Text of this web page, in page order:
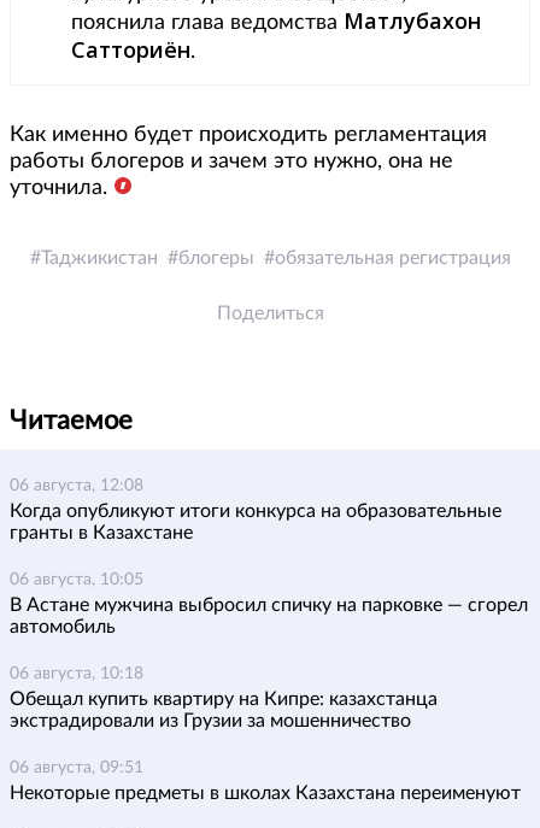
пояснила глава ведомства Матлубахон
Сатториён.
Как именно будет происходить регламентация
работы блогеров и зачем это нужно, она не
уточнила.
Таджикистан блогеры обязательная регистрация
Поделиться
Читаемое
06 августа, 12:08
Когда опубликуют итоги конкурса на образовательные
гранты в Казахстане
06 августа, 10:05
В Астане мужчина выбросил спичку на парковке — сгорел
автомобиль
06 августа, 10:18
Обещал купить квартиру на Кипре: казахстанца
экстрадировали из Грузии за мошенничество
06 августа, 09:51
Некоторые предметы в школах Казахстана переименуют